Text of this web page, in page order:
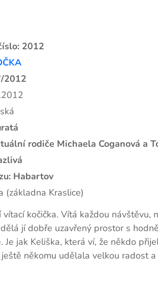
2012
2012
rodiče Michaela Coganová a
Habartov
(základna Kraslice)
kočička. Vítá každou návštěvu,
jí dobře uzavřený prostor s
Je jak Keliška, která ví, že někdo
někomu udělala velkou radost